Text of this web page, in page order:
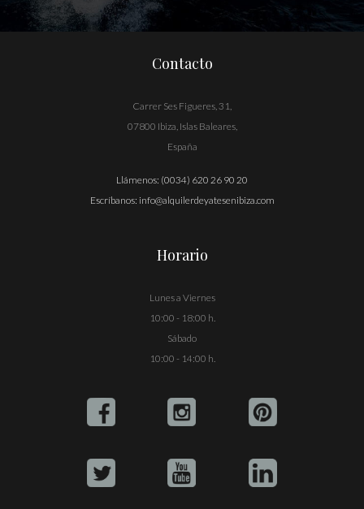
Contacto
Carrer Ses Figueres, 31,
07800 Ibiza, Islas Baleares,
España
Llámenos: (0034) 620 26 90 20
Escríbanos: info@alquilerdeyatesenibiza.com
Horario
Lunes a Viernes
10:00 - 18:00 h.
Sábado
10:00 - 14:00 h.